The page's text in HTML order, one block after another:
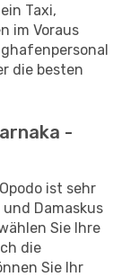
Taxi,
im Voraus
die besten
-
ist sehr
Damaskus
Sie Ihre
die
Sie Ihr